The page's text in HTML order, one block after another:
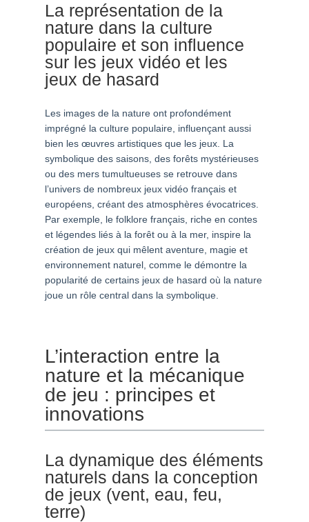
La représentation de la
nature dans la culture
populaire et son influence
sur les jeux vidéo et les
jeux de hasard
Les images de la nature ont profondément
imprégné la culture populaire, influençant aussi
bien les œuvres artistiques que les jeux. La
symbolique des saisons, des forêts mystérieuses
ou des mers tumultueuses se retrouve dans
l’univers de nombreux jeux vidéo français et
européens, créant des atmosphères évocatrices.
Par exemple, le folklore français, riche en contes
et légendes liés à la forêt ou à la mer, inspire la
création de jeux qui mêlent aventure, magie et
environnement naturel, comme le démontre la
popularité de certains jeux de hasard où la nature
joue un rôle central dans la symbolique.
L’interaction entre la
nature et la mécanique
de jeu : principes et
innovations
La dynamique des éléments
naturels dans la conception
de jeux (vent, eau, feu,
terre)